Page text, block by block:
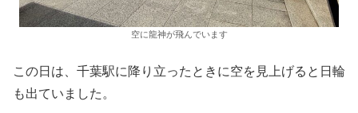
空に龍神が飛んでいます
この日は、千葉駅に降り立ったときに空を見上げると日輪
も出ていました。